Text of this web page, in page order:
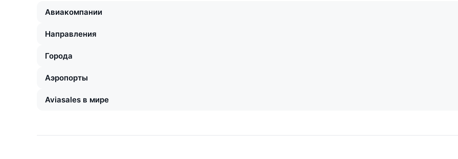
Авиакомпании
Направления
Города
Аэропорты
Aviasales в мире